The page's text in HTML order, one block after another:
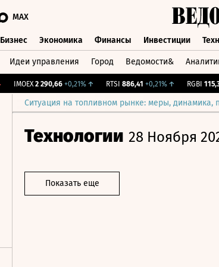
MAX
Бизнес Экономика Финансы Инвестиции
Идеи управления Город Ведомости&
IMOEX 2 290,66 +0,21%↑ RTSI 886,41 +0,21%↑ RGBI 115,36
Ситуация на топливном рынке: меры, динамика,
Технологии 28 Ноября
Показать еще